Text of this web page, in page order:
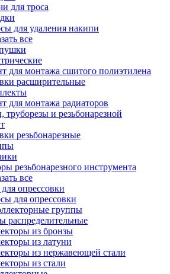
для троса
для удаления накипи
все
для монтажа сшитого полиэтилена
расширительные
для монтажа радиаторов
труборезы и резьбонарезной
резьбонарезные
резьбонарезного инструмента
все
опрессовки
для опрессовки
группы
распределительные
из бронзы
из латуни
из нержавеющей стали
из стали